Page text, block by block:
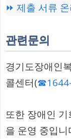
⏩ 제출 서류
관련문의
경기도장애인
콜센터(
또한 장애인
을 운영 중입